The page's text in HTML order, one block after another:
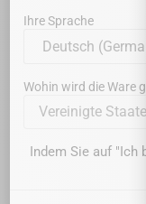
Ihre Sprache
Wohin wird die Ware
Vereinigte Staaten
Indem Sie auf "Ich